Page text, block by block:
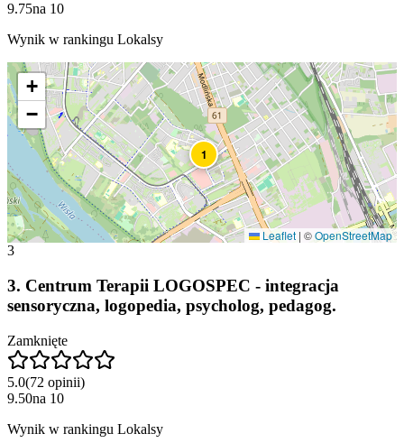
9.75na 10
Wynik w rankingu Lokalsy
1
+
−
Leaflet | ©OpenStreetMap
3
3. Centrum Terapii LOGOSPEC - integracja
sensoryczna, logopedia, psycholog, pedagog.
Zamknięte
5.0(72 opinii)
9.50na 10
Wynik w rankingu Lokalsy